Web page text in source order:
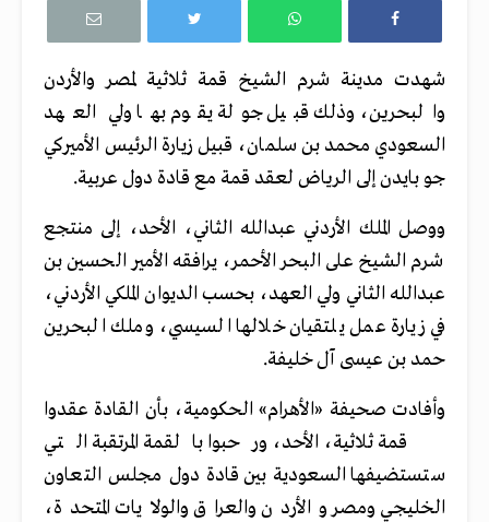
شهدت مدينة شرم الشيخ قمة ثلاثية لمصر والأردن
والبحرين، وذلك قبيل جولة يقوم بها ولي العهد
السعودي محمد بن سلمان، قبيل زيارة الرئيس الأميركي
جو بايدن إلى الرياض لعقد قمة مع قادة دول عربية.
ووصل الملك الأردني عبدالله الثاني، الأحد، إلى منتجع
شرم الشيخ على البحر الأحمر، يرافقه الأمير الحسين بن
عبدالله الثاني ولي العهد، بحسب الديوان الملكي الأردني،
في زيارة عمل يلتقيان خلالها السيسي، وملك البحرين
حمد بن عيسى آل خليفة.
وأفادت صحيفة «الأهرام» الحكومية، بأن القادة عقدوا
قمة ثلاثية، الأحد، ورحبوا بالقمة المرتقبة التي
ستستضيفها السعودية بين قادة دول مجلس التعاون
الخليجي ومصر والأردن والعراق والولايات المتحدة،